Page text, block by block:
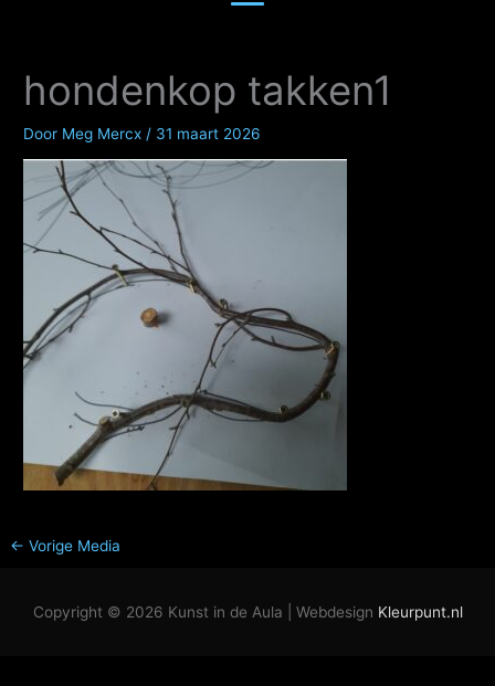
hondenkop takken1
Door Meg Mercx / 31 maart 2026
← Vorige Media
Copyright © 2026 Kunst in de Aula | Webdesign Kleurpunt.nl